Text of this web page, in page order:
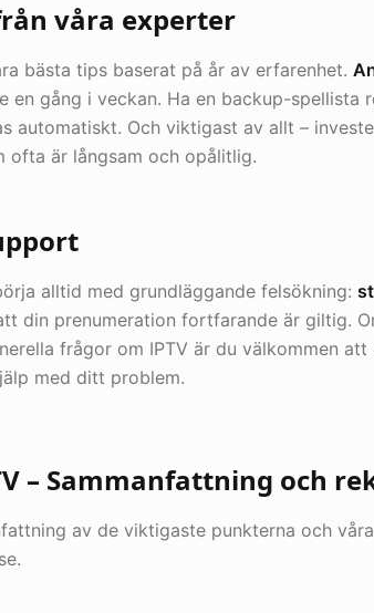
våra experter
bästa tips baserat på år av erfarenhet.
en gång i veckan. Ha en backup-
automatiskt. Och viktigast av allt –
ofta är långsam och opålitlig.
alltid med grundläggande felsökning:
din prenumeration fortfarande är giltig.
frågor om IPTV är du välkommen att
med ditt problem.
– Sammanfattning och
av de viktigaste punkterna och